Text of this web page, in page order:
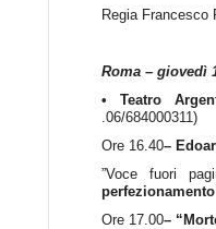
Regia Francesco
Roma – giovedì
• Teatro
.06/684000311)
Ore 16.40–
”Voce fuori
Ore 17.00–